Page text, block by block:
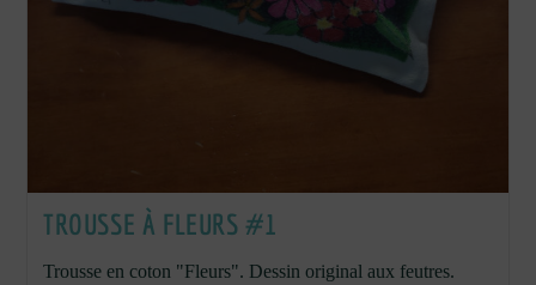
TROUSSE À FLEURS #1
Trousse en coton "Fleurs". Dessin original aux feutres.